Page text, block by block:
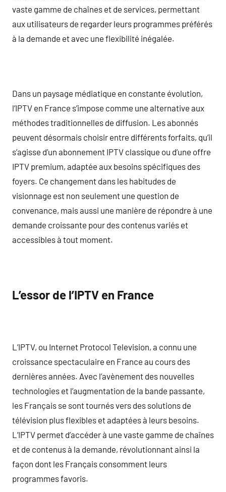
vaste gamme de chaînes et de services, permettant
aux utilisateurs de regarder leurs programmes préférés
à la demande et avec une flexibilité inégalée.
Dans un paysage médiatique en constante évolution,
l’IPTV en France s’impose comme une alternative aux
méthodes traditionnelles de diffusion. Les abonnés
peuvent désormais choisir entre différents forfaits, qu’il
s’agisse d’un abonnement IPTV classique ou d’une offre
IPTV premium, adaptée aux besoins spécifiques des
foyers. Ce changement dans les habitudes de
visionnage est non seulement une question de
convenance, mais aussi une manière de répondre à une
demande croissante pour des contenus variés et
accessibles à tout moment.
L’essor de l’IPTV en France
L’IPTV, ou Internet Protocol Television, a connu une
croissance spectaculaire en France au cours des
dernières années. Avec l’avènement des nouvelles
technologies et l’augmentation de la bande passante,
les Français se sont tournés vers des solutions de
télévision plus flexibles et adaptées à leurs besoins.
L’IPTV permet d’accéder à une vaste gamme de chaînes
et de contenus à la demande, révolutionnant ainsi la
façon dont les Français consomment leurs
programmes favoris.